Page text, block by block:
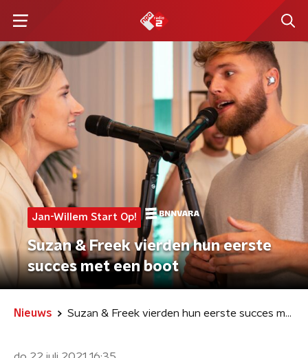
Jan-Willem Start Op!
Suzan & Freek vierden hun eerste
succes met een boot
Nieuws Suzan & Freek vierden hun eerste succes met een boot